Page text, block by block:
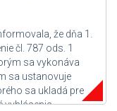
že dňa 1.
čl. 787 ods. 1
sa vykonáva
sa ustanovuje
sa ukladá pre
vyhlásenia